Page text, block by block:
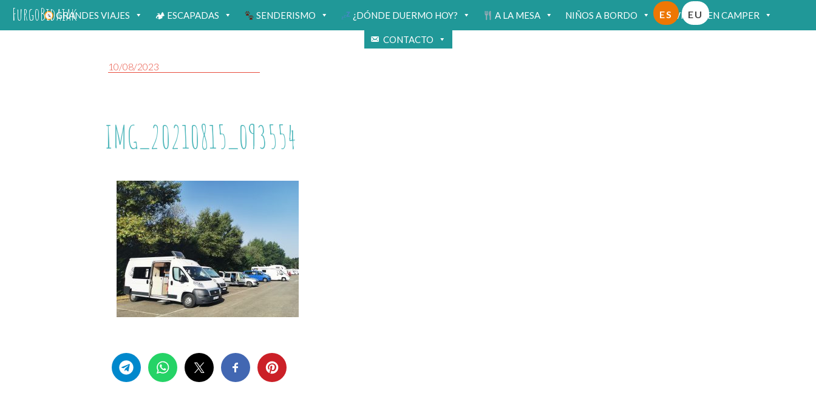
FurgoBidaiakGRANDES VIAJES 🏕 ESCAPADAS SENDERISMO ¿DÓNDE DUERMO HOY? A LA MESA NIÑOS A BORDO VIAJAR EN CAMPER
CONTACTO
ES EU
10/08/2023
IMG_20210815_093554